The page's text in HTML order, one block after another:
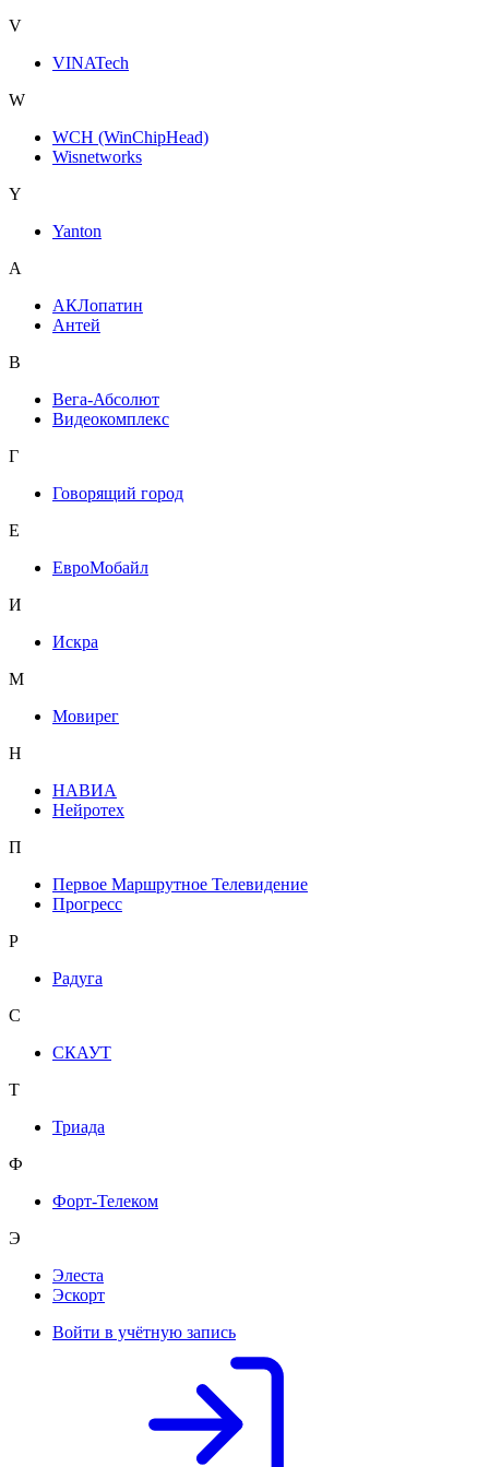
V
VINATech
W
WCH (WinChipHead)
Wisnetworks
Y
Yanton
А
АКЛопатин
Антей
В
Вега-Абсолют
Видеокомплекс
Г
Говорящий город
Е
ЕвроМобайл
И
Искра
М
Мовирег
Н
НАВИА
Нейротех
П
Первое Маршрутное Телевидение
Прогресс
Р
Радуга
С
СКАУТ
Т
Триада
Ф
Форт-Телеком
Э
Элеста
Эскорт
Войти в учётную запись